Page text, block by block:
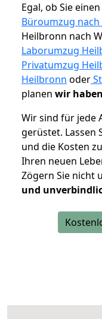
Egal, ob Sie einen
Büroumzug
Heilbronn nach
Laborumzug
Privatumzug
Heilbronn oder
planen wir
Wir sind für jede
gerüstet. Lassen
und die Kosten
Ihren neuen
Zögern Sie nicht
und